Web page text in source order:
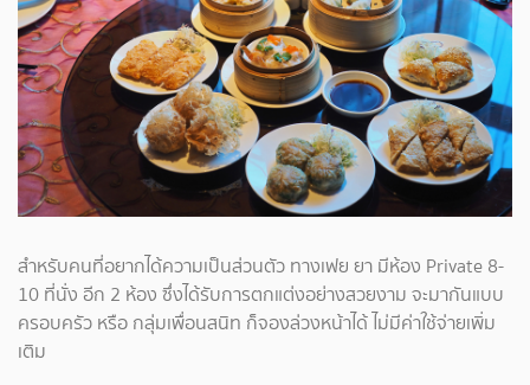
สำหรับคนที่อยากได้ความเป็นส่วนตัว ทางเฟย ยา มีห้อง Private 8-
10 ที่นั่ง อีก 2 ห้อง ซึ่งได้รับการตกแต่งอย่างสวยงาม จะมากันแบบ
ครอบครัว หรือ กลุ่มเพื่อนสนิท ก็จองล่วงหน้าได้ ไม่มีค่าใช้จ่ายเพิ่ม
เติม